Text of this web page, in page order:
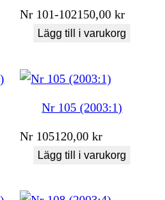
Nr 101-102150,00kr
Lägg till i varukorg
Nr 105 (2003:1)
Nr 105120,00kr
Lägg till i varukorg